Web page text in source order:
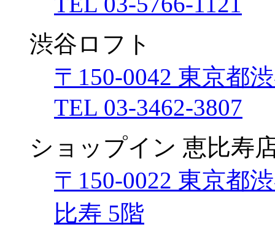
渋谷ロフト
〒150-0042 東京都
TEL 03-3462-3807
ショップイン 恵比寿
〒150-0022 東京都
比寿 5階